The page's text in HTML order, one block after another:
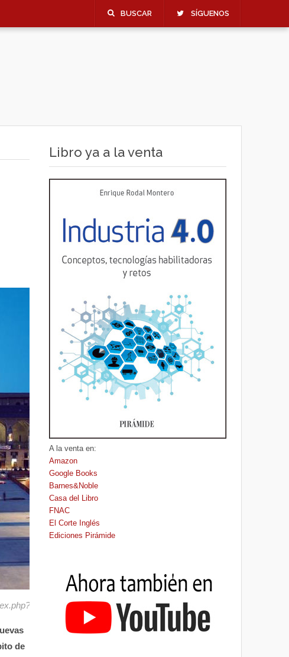
BUSCAR SÍGUENOS
de
Libro ya a la venta
A la venta en:
Amazon
Google Books
Barnes&Noble
Casa del Libro
FNAC
El Corte Inglés
Ediciones Pirámide